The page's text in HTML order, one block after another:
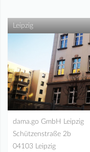
Leipzig
dama.go GmbH Leipzig
Schützenstraße 2b
04103 Leipzig